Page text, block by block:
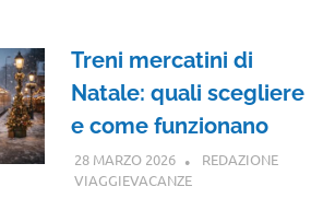
Treni mercatini di
Natale: quali scegliere
e come funzionano
28 MARZO 2026
REDAZIONE
VIAGGIEVACANZEGUIDE